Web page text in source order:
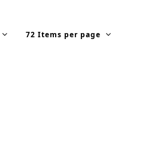
72 Items per page